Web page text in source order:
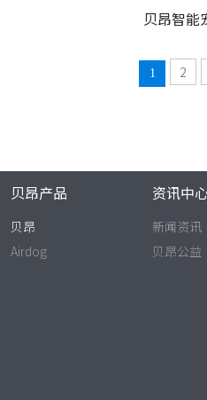
贝昂智能
1 2
贝昂产品
贝昂
Airdog
资讯中
新闻资讯
贝昂公益